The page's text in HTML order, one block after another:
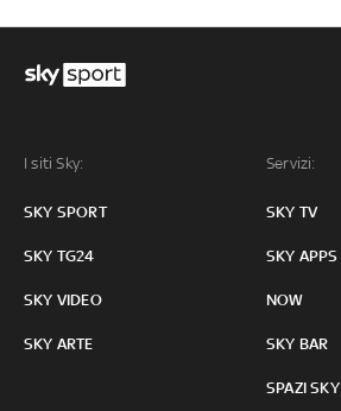
I siti Sky:
SKY SPORT
SKY TG24
SKY VIDEO
SKY ARTE
Servizi:
SKY TV
SKY APPS
NOW
SKY BAR
SPAZI SKY